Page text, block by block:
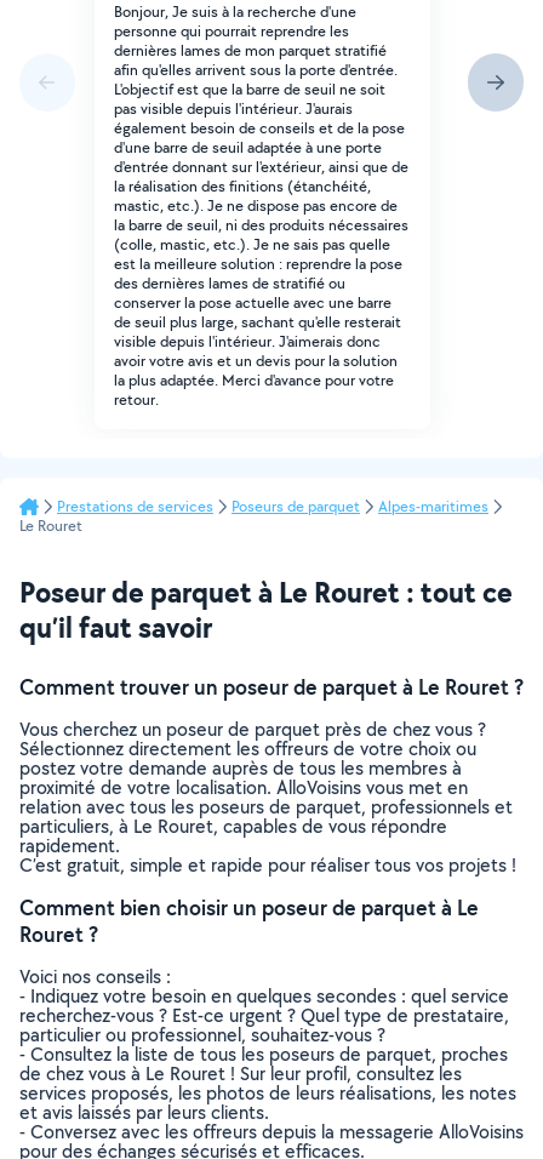
Bonjour, Je suis à la recherche d'une
personne qui pourrait reprendre les
dernières lames de mon parquet stratifié
afin qu'elles arrivent sous la porte d'entrée.
L'objectif est que la barre de seuil ne soit
pas visible depuis l'intérieur. J'aurais
également besoin de conseils et de la pose
d'une barre de seuil adaptée à une porte
d'entrée donnant sur l'extérieur, ainsi que de
la réalisation des finitions (étanchéité,
mastic, etc.). Je ne dispose pas encore de
la barre de seuil, ni des produits nécessaires
(colle, mastic, etc.). Je ne sais pas quelle
est la meilleure solution : reprendre la pose
des dernières lames de stratifié ou
conserver la pose actuelle avec une barre
de seuil plus large, sachant qu'elle resterait
visible depuis l'intérieur. J'aimerais donc
avoir votre avis et un devis pour la solution
la plus adaptée. Merci d'avance pour votre
retour.
Prestations de services Poseurs de parquet
Alpes-maritimes
Le Rouret
Poseur de parquet à Le Rouret : tout ce
qu’il faut savoir
Comment trouver un poseur de parquet à Le Rouret ?
Vous cherchez un poseur de parquet près de chez vous ?
Sélectionnez directement les offreurs de votre choix ou
postez votre demande auprès de tous les membres à
proximité de votre localisation. AlloVoisins vous met en
relation avec tous les poseurs de parquet, professionnels et
particuliers, à Le Rouret, capables de vous répondre
rapidement.
C’est gratuit, simple et rapide pour réaliser tous vos projets !
Comment bien choisir un poseur de parquet à Le
Rouret ?
Voici nos conseils :
- Indiquez votre besoin en quelques secondes : quel service
recherchez-vous ? Est-ce urgent ? Quel type de prestataire,
particulier ou professionnel, souhaitez-vous ?
- Consultez la liste de tous les poseurs de parquet, proches
de chez vous à Le Rouret ! Sur leur profil, consultez les
services proposés, les photos de leurs réalisations, les notes
et avis laissés par leurs clients.
- Conversez avec les offreurs depuis la messagerie AlloVoisins
pour des échanges sécurisés et efficaces.